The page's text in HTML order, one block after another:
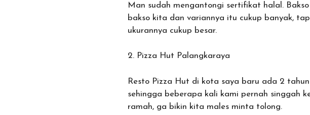
Man sudah mengantongi sertifikat halal.
bakso kita dan variannya itu cukup banyak,
ukurannya cukup besar.
2. Pizza Hut Palangkaraya
Resto Pizza Hut di kota saya baru ada 2
sehingga beberapa kali kami pernah singgah
ramah, ga bikin kita males minta tolong.